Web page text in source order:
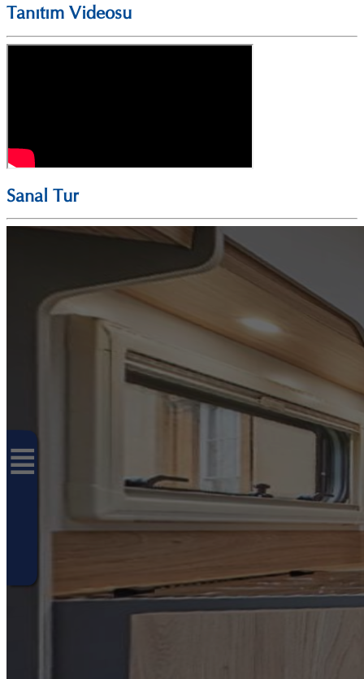
Tanıtım Videosu
Sanal Tur